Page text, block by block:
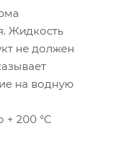
Жидкость
не должен
на водную
+ 200 °C